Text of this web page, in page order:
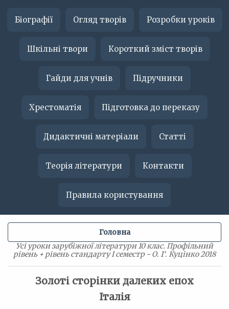
Біографії Огляд творів Розробки уроків
Шкільні твори Короткий зміст творів
Гайди для учнів Підручники
Хрестоматія Підготовка до переказу
Дидактичні матеріали Статті
Теорія літератури Контакти
Правила користування
Усі уроки зарубіжної літератури 10 клас. Профільний
рівень + рівень стандарту I семестр - О. Г. Куцінко 2018
Головна
Золоті сторінки далеких епох
Італія